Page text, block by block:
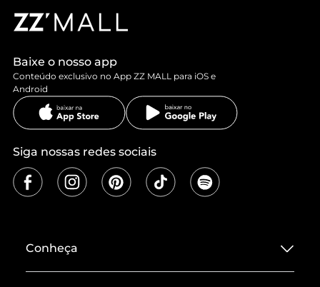
Baixe o nosso app
Conteúdo exclusivo no App ZZ MALL para iOS e
Android
Siga nossas redes sociais
Conheça